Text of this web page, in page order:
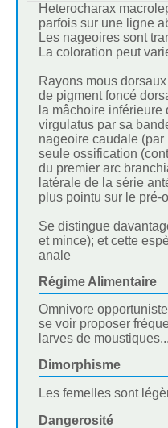
Heterocharax
parfois sur une ligne
Les nageoires sont
La coloration peut
Rayons mous
de pigment foncé
la mâchoire
virgulatus par sa
nageoire caudale
seule ossification
du premier arc
latérale de la série
plus pointu sur le pré-
Se distingue
et mince); et cette
anale
Régime Alimentaire
Omnivore
se voir proposer
larves de moustiques...
Dimorphisme
Les femelles sont
Dangerosité